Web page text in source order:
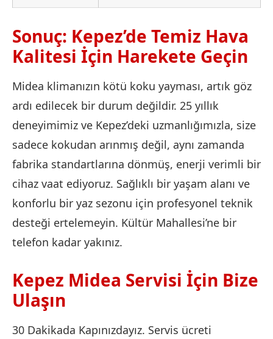
Sonuç: Kepez’de Temiz Hava
Kalitesi İçin Harekete Geçin
Midea klimanızın kötü koku yayması, artık göz
ardı edilecek bir durum değildir. 25 yıllık
deneyimimiz ve Kepez’deki uzmanlığımızla, size
sadece kokudan arınmış değil, aynı zamanda
fabrika standartlarına dönmüş, enerji verimli bir
cihaz vaat ediyoruz. Sağlıklı bir yaşam alanı ve
konforlu bir yaz sezonu için profesyonel teknik
desteği ertelemeyin. Kültür Mahallesi’ne bir
telefon kadar yakınız.
Kepez Midea Servisi İçin Bize
Ulaşın
30 Dakikada Kapınızdayız. Servis ücreti